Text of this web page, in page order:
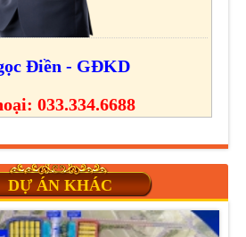
Điền - GĐKD
033.334.6688
DỰ ÁN KHÁC